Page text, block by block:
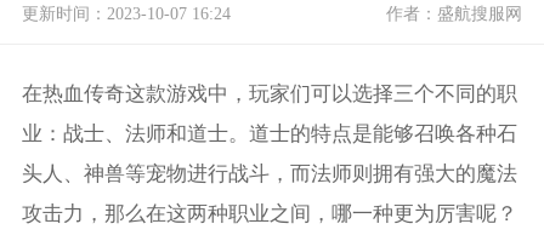
更新时间：2023-10-07 16:24 作者：盛航搜服网
在热血传奇这款游戏中，玩家们可以选择三个不同的职
业：战士、法师和道士。道士的特点是能够召唤各种石
头人、神兽等宠物进行战斗，而法师则拥有强大的魔法
攻击力，那么在这两种职业之间，哪一种更为厉害呢？